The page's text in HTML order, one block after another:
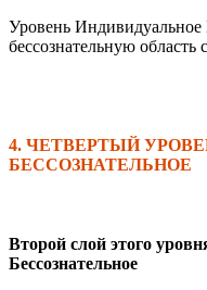
Уровень Индивидуальное
бессознательную область
4. ЧЕТВЕРТЫЙ
БЕССОЗНАТЕЛЬНОЕ
Второй слой этого
Бессознательное